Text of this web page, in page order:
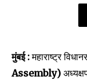
मुंबई :महाराष्ट्र
Assembly)